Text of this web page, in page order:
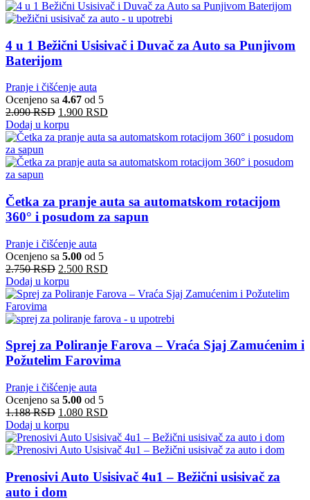
4 u 1 Bežični Usisivač i Duvač za Auto sa Punjivom
Baterijom
Pranje i čišćenje auta
Ocenjeno sa 4.67 od 5
2.090RSD 1.900 RSD
Dodaj u korpu
Četka za pranje auta sa automatskom rotacijom
360° i posudom za sapun
Pranje i čišćenje auta
Ocenjeno sa 5.00 od 5
2.750RSD 2.500 RSD
Dodaj u korpu
Sprej za Poliranje Farova – Vraća Sjaj Zamućenim i
Požutelim Farovima
Pranje i čišćenje auta
Ocenjeno sa 5.00 od 5
1.188RSD 1.080 RSD
Dodaj u korpu
Prenosivi Auto Usisivač 4u1 – Bežični usisivač za
auto i dom